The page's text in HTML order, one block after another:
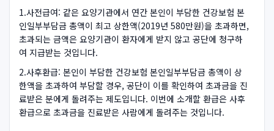
1.사전급여: 같은 요양기관에서 연간 본인이 부담한 건강보험 본
인일부부담금 총액이 최고 상한액(2019년 580만원)을 초과하면,
초과되는 금액은 요양기관이 환자에게 받지 않고 공단에 청구하
여 지급받는 것입니다.
2.사후환급: 본인이 부담한 건강보험 본인일부부담금 총액이 상
한액을 초과하여 부담할 경우, 공단이 이를 확인하여 초과금을 진
료받은 분에게 돌려주는 제도입니다. 이번에 소개할 환급은 사후
환급으로 초과금을 진료받은 사람에게 돌려주는 것입니다.